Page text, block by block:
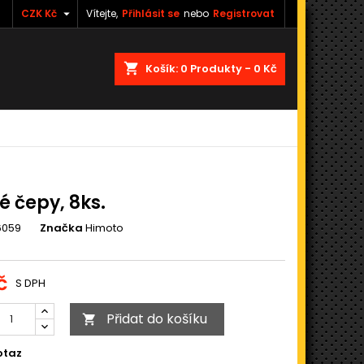
Vítejte, Přihlásit se nebo Registrovat
CZK Kč 
shopping_cart Košík: 0 Produkty - 0 Kč
čepy, 8ks.
Značka Himoto
S DPH
 Přidat do košíku